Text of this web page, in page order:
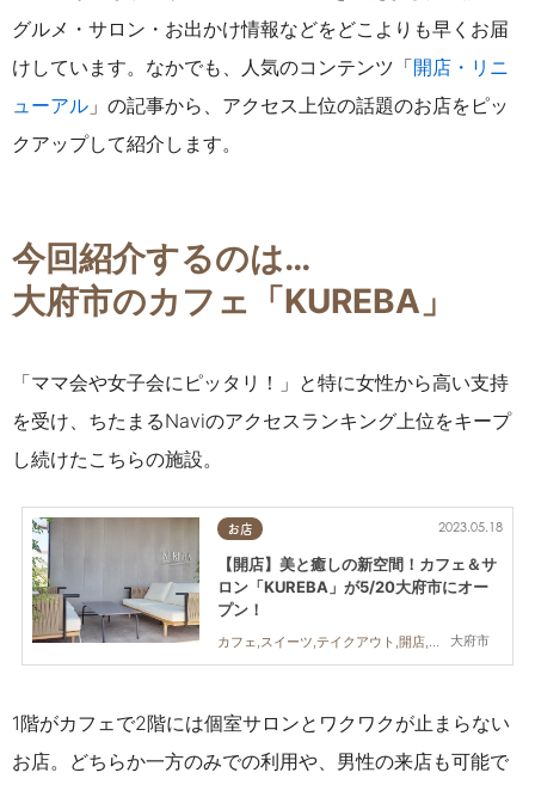
グルメ・サロン・お出かけ情報などをどこよりも早くお届
けしています。なかでも、人気のコンテンツ「開店・リニ
ューアル 」の記事から、アクセス上位の話題のお店をピッ
クアップして紹介します。
今回紹介するのは…
大府市のカフェ「KUREBA」
「ママ会や女子会にピッタリ！」と特に女性から高い支持
を受け、ちたまるNaviのアクセスランキング上位をキープ
し続けたこちらの施設。
お店
大府市
2023.05.18
【開店】美と癒しの新空間！カフェ＆サ
ロン「KUREBA」が5/20大府市にオー
プン！
カフェ,スイーツ,テイクアウト,開店,雑貨,ドライブ,親子,カップル,おひとりさま,友人
1階がカフェで2階には個室サロンとワクワクが止まらない
お店。どちらか一方のみでの利用や、男性の来店も可能で